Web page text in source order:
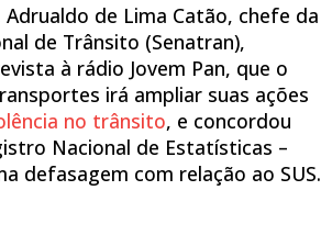
de Lima Catão, chefe da
de Trânsito (Senatran),
à rádio Jovem Pan, que o
irá ampliar suas ações
no trânsito, e concordou
Nacional de Estatísticas –
defasagem com relação ao SUS.